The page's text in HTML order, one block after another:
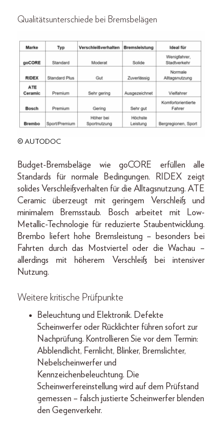
Qualitätsunterschiede bei Bremsbelägen
© AUTODOC
Budget-Bremsbeläge wie goCORE erfüllen alle
Standards für normale Bedingungen. RIDEX zeigt
solides Verschleißverhalten für die Alltagsnutzung. ATE
Ceramic überzeugt mit geringem Verschleiß und
minimalem Bremsstaub. Bosch arbeitet mit Low-
Metallic-Technologie für reduzierte Staubentwicklung.
Brembo liefert hohe Bremsleistung – besonders bei
Fahrten durch das Mostviertel oder die Wachau –
allerdings mit höherem Verschleiß bei intensiver
Nutzung.
Weitere kritische Prüfpunkte
Beleuchtung und Elektronik. Defekte
Scheinwerfer oder Rücklichter führen sofort zur
Nachprüfung. Kontrollieren Sie vor dem Termin:
Abblendlicht, Fernlicht, Blinker, Bremslichter,
Nebelscheinwerfer und
Kennzeichenbeleuchtung. Die
Scheinwerfereinstellung wird auf dem Prüfstand
gemessen – falsch justierte Scheinwerfer blenden
den Gegenverkehr.